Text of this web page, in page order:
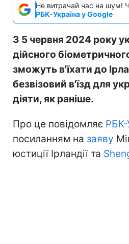
Не витрачай час на шум!
РБК-Україна у Google
З 5 червня 2024 року
дійсного
зможуть в'їхати до
безвізовий в'їзд для
діяти, як раніше.
Про це повідомляє РБК-
посиланням на заяву
юстиції Ірландії та